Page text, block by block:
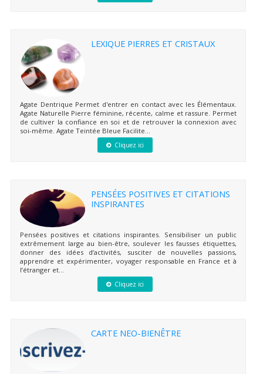
LEXIQUE PIERRES ET CRISTAUX
Agate Dentrique Permet d'entrer en contact avec les Élémentaux.
Agate Naturelle Pierre féminine, récente, calme et rassure. Permet
de cultiver la confiance en soi et de retrouver la connexion avec
soi-même. Agate Teintée Bleue Facilite...
Cliquez ici
PENSÉES POSITIVES ET CITATIONS
INSPIRANTES
Pensées positives et citations inspirantes. Sensibiliser un public
extrêmement large au bien-être, soulever les fausses étiquettes,
donner des idées d’activités, susciter de nouvelles passions,
apprendre et expérimenter, voyager responsable en France et à
l’étranger et...
Cliquez ici
CARTE NEO-BIENÊTRE